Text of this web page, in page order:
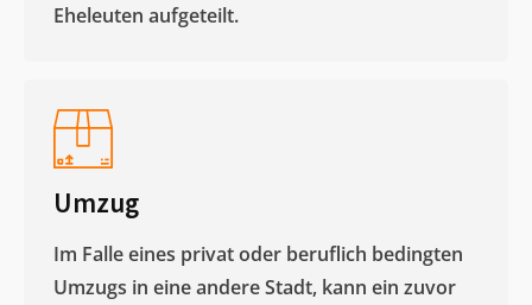
Eheleuten aufgeteilt.​
Umzug
Im Falle eines privat oder beruflich bedingten
Umzugs in eine andere Stadt, kann ein zuvor